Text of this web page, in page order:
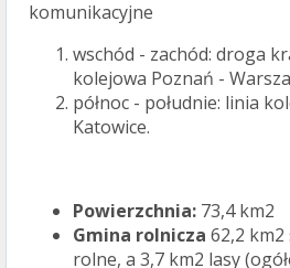
komunikacyjne
wschód - zachód: droga
kolejowa Poznań -
północ - południe: linia
Katowice.
Powierzchnia: 73,4 km2
Gmina rolnicza 62,2
rolne, a 3,7 km2 lasy